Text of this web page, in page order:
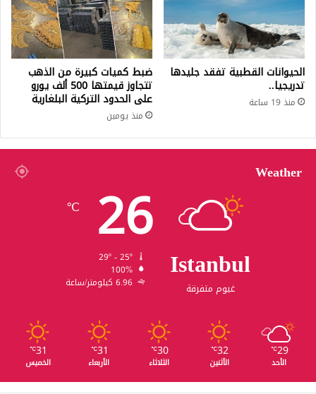
الحيوانات القطبية تفقد جليدها
تدريجيا..
منذ 19 ساعة
ضبط كميات كبيرة من الذهب
تتجاوز قيمتها 500 ألف يورو
على الحدود التركية البلغارية
منذ يومين
Weather
Istanbul
غيوم متفرقة
26
℃
100%
6.96 كيلومتر/ساعة
29
℃
الأحد
32
℃
الأثنين
30
℃
الثلاثاء
31
℃
الأربعاء
31
℃
الخميس